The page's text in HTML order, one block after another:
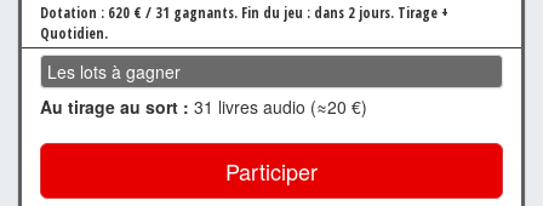
Dotation : 620 € / 31 gagnants. Fin du jeu : dans 2 jours. Tirage +
Quotidien.
Les lots à gagner
Au tirage au sort : 31 livres audio (≈20 €)
Participer